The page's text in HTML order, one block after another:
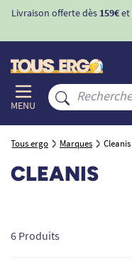
Livraison offerte dès 159€et
MENU
Tous ergo Marques Cleanis
CLEANIS
6 Produits